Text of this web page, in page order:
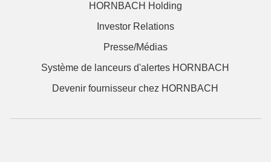
HORNBACH Holding
Investor Relations
Presse/Médias
Système de lanceurs d'alertes HORNBACH
Devenir fournisseur chez HORNBACH